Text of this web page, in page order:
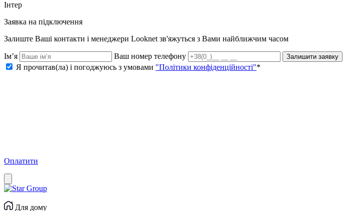
Інтер
Заявка на підключення
Залиште Ваші контакти і менеджери Looknet зв'яжуться з Вами найближчим часом
Ім’я Ваш номер телефону Залишити заявку
Я прочитав(ла) і погоджуюсь з умовами "Політики конфіденційності"*
Оплатити
Для дому